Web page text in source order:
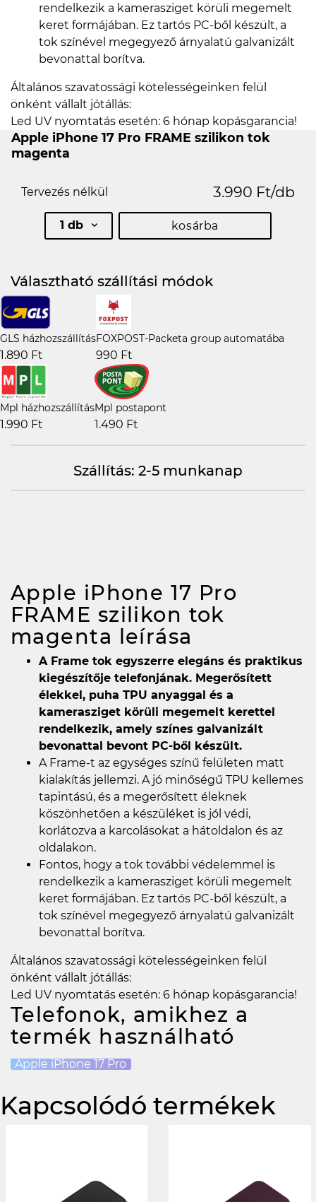
rendelkezik a kamerasziget körüli megemelt
keret formájában. Ez tartós PC-ből készült, a
tok színével megegyező árnyalatú galvanizált
bevonattal borítva.
Általános szavatossági kötelességeinken felül
önként vállalt jótállás:
Led UV nyomtatás esetén: 6 hónap kopásgarancia!
Apple iPhone 17 Pro FRAME szilikon tok
magenta
Tervezés nélkül 3.990 Ft/db
1 db kosárba
Választható szállítási módok
GLS házhozszállítás
1.890 Ft
FOXPOST-Packeta group automatába
990 Ft
Mpl házhozszállítás
1.990 Ft
Mpl postapont
1.490 Ft
Szállítás: 2-5 munkanap
Apple iPhone 17 Pro
FRAME szilikon tok
magenta leírása
A Frame tok egyszerre elegáns és praktikus
kiegészítője telefonjának. Megerősített
élekkel, puha TPU anyaggal és a
kamerasziget körüli megemelt kerettel
rendelkezik, amely színes galvanizált
bevonattal bevont PC-ből készült.
A Frame-t az egységes színű felületen matt
kialakítás jellemzi. A jó minőségű TPU kellemes
tapintású, és a megerősített éleknek
köszönhetően a készüléket is jól védi,
korlátozva a karcolásokat a hátoldalon és az
oldalakon.
Fontos, hogy a tok további védelemmel is
rendelkezik a kamerasziget körüli megemelt
keret formájában. Ez tartós PC-ből készült, a
tok színével megegyező árnyalatú galvanizált
bevonattal borítva.
Általános szavatossági kötelességeinken felül
önként vállalt jótállás:
Led UV nyomtatás esetén: 6 hónap kopásgarancia!
Telefonok, amikhez a
termék használható
Apple iPhone 17 Pro
Kapcsolódó termékek